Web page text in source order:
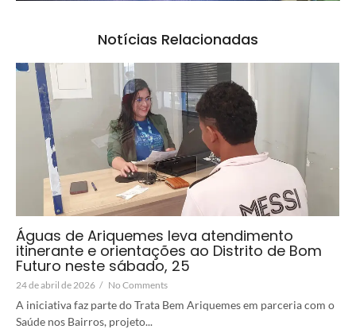
Notícias Relacionadas
Águas de Ariquemes leva atendimento
itinerante e orientações ao Distrito de Bom
Futuro neste sábado, 25
24 de abril de 2026 / No Comments
A iniciativa faz parte do Trata Bem Ariquemes em parceria com o
Saúde nos Bairros, projeto...